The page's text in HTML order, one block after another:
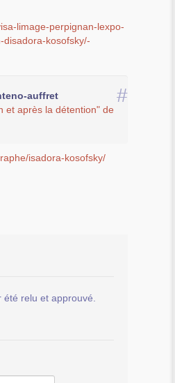
limage-perpignan-lexpo-
kosofsky/-
#
auffret
et après la détention" de
isadora-kosofsky/
relu et approuvé.